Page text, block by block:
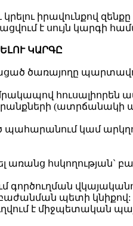
իրավունքով
է սույն կարգի
ԿԱՐԳԸ
ծառայողը
հուսալիորեն
կամ
առանց հսկողության`
պետի կնիքով:
է միջպետական